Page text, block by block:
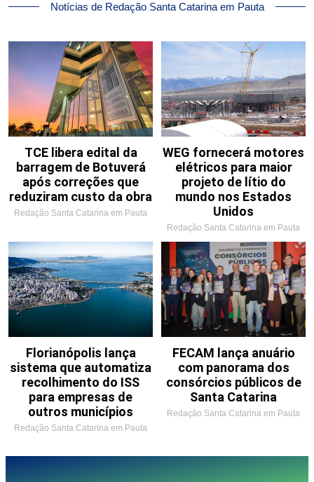
Notícias de Redação Santa Catarina em Pauta
TCE libera edital da
barragem de Botuverá
após correções que
reduziram custo da obra
Redação Santa Catarina em Pauta
WEG fornecerá motores
elétricos para maior
projeto de lítio do
mundo nos Estados
Unidos
Redação Santa Catarina em Pauta
Florianópolis lança
sistema que automatiza
recolhimento do ISS
para empresas de
outros municípios
Redação Santa Catarina em Pauta
FECAM lança anuário
com panorama dos
consórcios públicos de
Santa Catarina
Redação Santa Catarina em Pauta